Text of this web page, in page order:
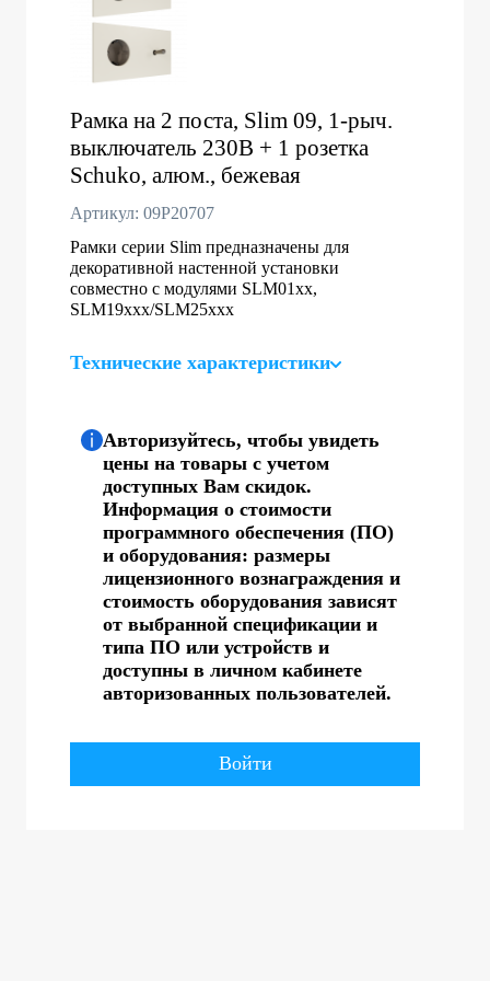
Рамка на 2 поста, Slim 09, 1-рыч.
выключатель 230В + 1 розетка
Schuko, алюм., бежевая
Артикул: 09P20707
Рамки серии Slim предназначены для
декоративной настенной установки
совместно с модулями SLM01xx,
SLM19xxx/SLM25xxx
Технические характеристики
Авторизуйтесь, чтобы увидеть
цены на товары с учетом
доступных Вам скидок.
Информация о стоимости
программного обеспечения (ПО)
и оборудования: размеры
лицензионного вознаграждения и
стоимость оборудования зависят
от выбранной спецификации и
типа ПО или устройств и
доступны в личном кабинете
авторизованных пользователей.
Войти